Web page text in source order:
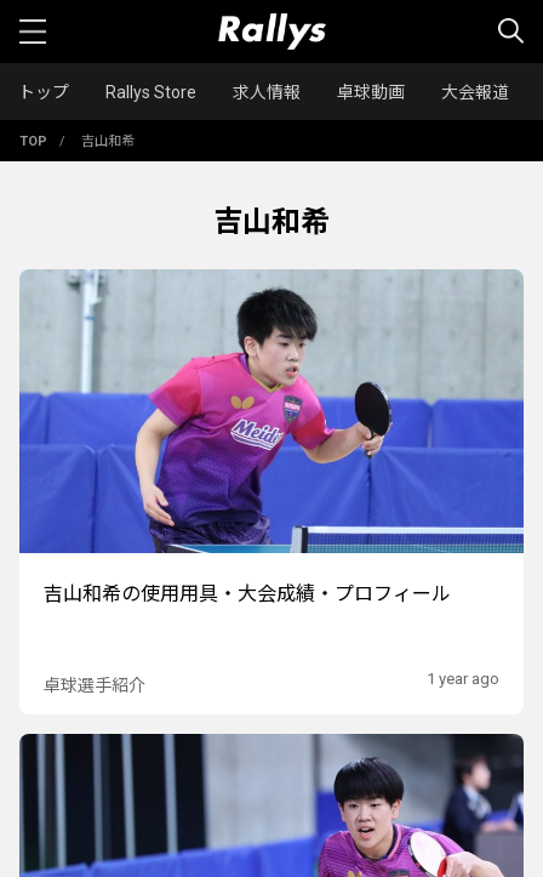
トップ Rallys Store 求人情報 卓球動画 大会報道
TOP / 吉山和希
吉山和希
吉山和希の使用用具・大会成績・プロフィール
卓球選手紹介 1 year ago